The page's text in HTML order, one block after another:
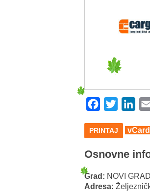
Facebook
Twitter
PRINTAJ vCard
Osnovne
Grad: NOVI GRAD
Adresa: